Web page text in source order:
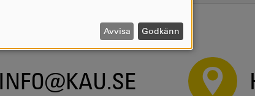
INFO@KAU.SE
Avvisa Godkänn